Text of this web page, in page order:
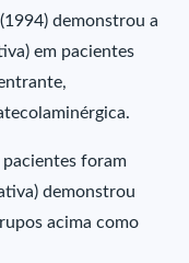
demonstrou a
em pacientes
pacientes foram
demonstrou
acima como